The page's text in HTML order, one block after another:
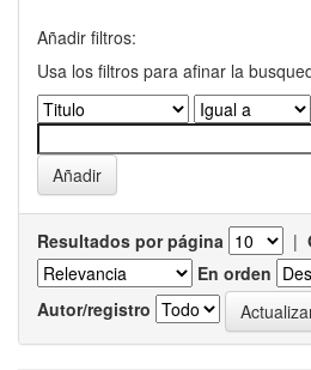
Añadir filtros:
Usa los filtros para afinar la
Resultados por página |
En orden
Autor/registro